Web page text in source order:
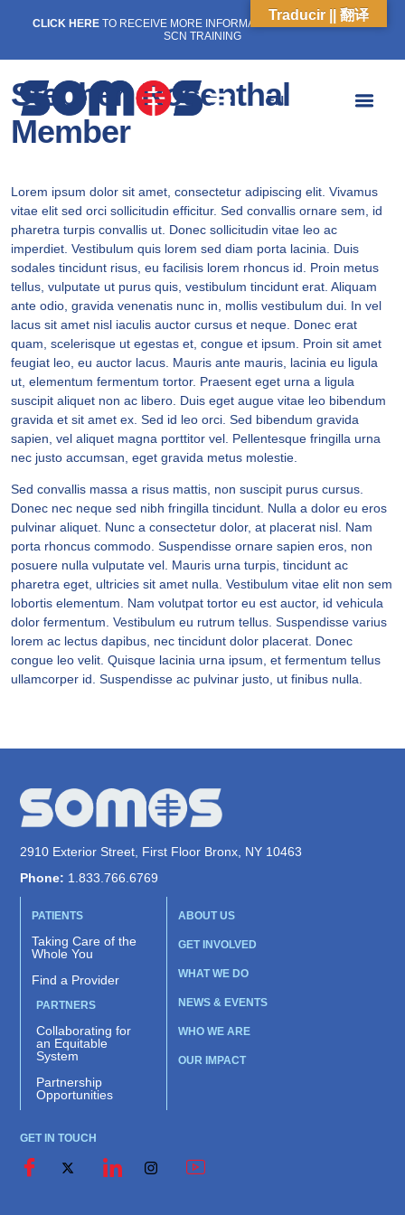
CLICK HERE TO RECEIVE MORE INFORMATION ON OUR WEEKLY
SCN TRAINING
EN
Stephen Rosenthal
Member
Lorem ipsum dolor sit amet, consectetur adipiscing elit. Vivamus
vitae elit sed orci sollicitudin efficitur. Sed convallis ornare sem, id
pharetra turpis convallis ut. Donec sollicitudin vitae leo ac
imperdiet. Vestibulum quis lorem sed diam porta lacinia. Duis
sodales tincidunt risus, eu facilisis lorem rhoncus id. Proin metus
tellus, vulputate ut purus quis, vestibulum tincidunt erat. Aliquam
ante odio, gravida venenatis nunc in, mollis vestibulum dui. In vel
lacus sit amet nisl iaculis auctor cursus et neque. Donec erat
quam, scelerisque ut egestas et, congue et ipsum. Proin sit amet
feugiat leo, eu auctor lacus. Mauris ante mauris, lacinia eu ligula
ut, elementum fermentum tortor. Praesent eget urna a ligula
suscipit aliquet non ac libero. Duis eget augue vitae leo bibendum
gravida et sit amet ex. Sed id leo orci. Sed bibendum gravida
sapien, vel aliquet magna porttitor vel. Pellentesque fringilla urna
nec justo accumsan, eget gravida metus molestie.
Sed convallis massa a risus mattis, non suscipit purus cursus.
Donec nec neque sed nibh fringilla tincidunt. Nulla a dolor eu eros
pulvinar aliquet. Nunc a consectetur dolor, at placerat nisl. Nam
porta rhoncus commodo. Suspendisse ornare sapien eros, non
posuere nulla vulputate vel. Mauris urna turpis, tincidunt ac
pharetra eget, ultricies sit amet nulla. Vestibulum vitae elit non sem
lobortis elementum. Nam volutpat tortor eu est auctor, id vehicula
dolor fermentum. Vestibulum eu rutrum tellus. Suspendisse varius
lorem ac lectus dapibus, nec tincidunt dolor placerat. Donec
congue leo velit. Quisque lacinia urna ipsum, et fermentum tellus
ullamcorper id. Suspendisse ac pulvinar justo, ut finibus nulla.
2910 Exterior Street, First Floor Bronx, NY 10463
Phone: 1.833.766.6769
PATIENTS
Taking Care of the
Whole You
Find a Provider
PARTNERS
Collaborating for
an Equitable
System
Partnership
Opportunities
ABOUT US
GET INVOLVED
WHAT WE DO
NEWS & EVENTS
WHO WE ARE
OUR IMPACT
GET IN TOUCH
Traducir || 翻译